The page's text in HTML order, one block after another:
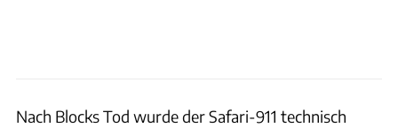
Nach Blocks Tod wurde der Safari-911 technisch